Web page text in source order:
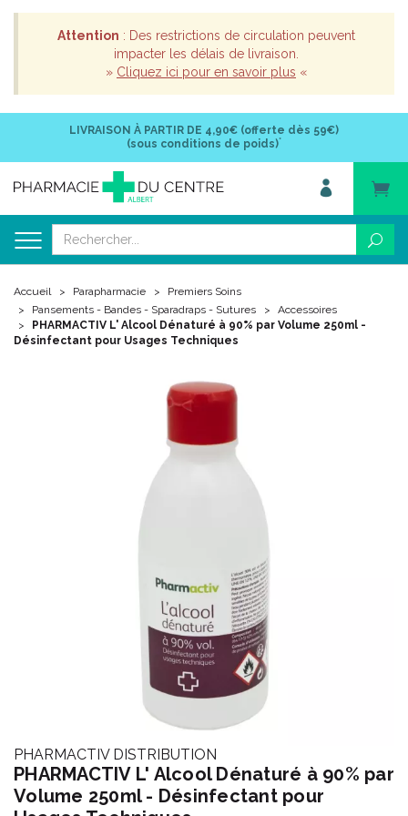
Attention : Des restrictions de circulation peuvent
impacter les délais de livraison.
» Cliquez ici pour en savoir plus «
LIVRAISON À PARTIR DE 4,90€ (offerte dès 59€)
(sous conditions de poids)*
Accueil Parapharmacie
Premiers Soins
Pansements - Bandes - Sparadraps - Sutures
Accessoires
PHARMACTIV L' Alcool Dénaturé à 90% par Volume 250ml -
Désinfectant pour Usages Techniques
PHARMACTIV DISTRIBUTION
PHARMACTIV L' Alcool Dénaturé à 90% par
Volume 250ml - Désinfectant pour